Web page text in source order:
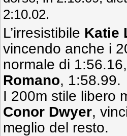
2:10.02.
L’irresistibile Katie
vincendo anche i
normale di
Romano, 1:58.99.
I 200m stile libero
Conor Dwyer,
meglio del resto.